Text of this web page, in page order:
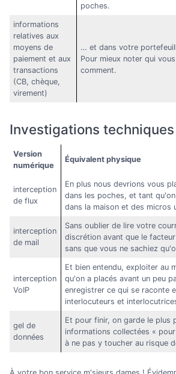
poches.
informations
relatives aux
moyens de
paiement et aux
transactions
(CB, chèque,
virement)
… et dans votre
Pour mieux noter qui
comment.
Investigations techniques
Version
numérique
Équivalent physique
interception
de flux
En plus nous devrions vous
dans les poches, et tant
dans la maison et des micros
interception
de mail
Sans oublier de lire votre
discrétion avant que le
sans que vous ne sachiez
interception
VoIP
Et bien entendu, exploiter au
qu'on a placés avant un peu
enregistrer ce qui se raconte
interlocuteurs et
gel de
données
Et pour finir, on garde le plus
informations collectées «
à ne pas y toucher au risque